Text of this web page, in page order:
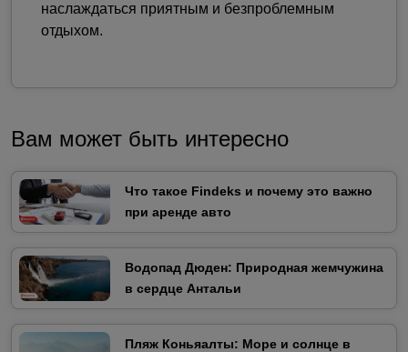
наслаждаться приятным и безпроблемным
отдыхом.
Вам может быть интересно
Что такое Findeks и почему это важно
при аренде авто
Водопад Дюден: Природная жемчужина
в сердце Антальи
Пляж Коньяалты: Море и солнце в